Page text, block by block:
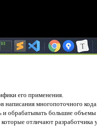
его применения.
написания многопоточного кода.
и обрабатывать большие
отличают разработчика